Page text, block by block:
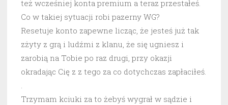
też wcześniej konta premium a teraz przestałeś.
Co w takiej sytuacji robi pazerny WG?
Resetuje konto zapewne licząc, że jesteś już tak
zżyty z grą i ludźmi z klanu, że się ugniesz i
zarobią na Tobie po raz drugi, przy okazji
okradając Cię z z tego za co dotychczas zapłaciłeś.
.
Trzymam kciuki za to żebyś wygrał w sądzie i